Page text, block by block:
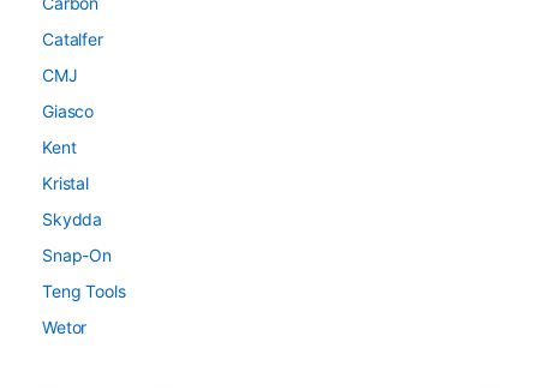
Catalfer
CMJ
Giasco
Kent
Kristal
Skydda
Snap-On
Teng Tools
Wetor